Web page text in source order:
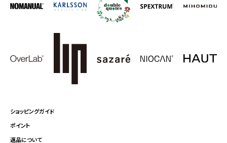
ショッピングガイド
ポイント
返品について